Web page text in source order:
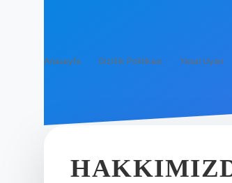
Anasayfa Gizlilik Politikası Yasal Uyarı